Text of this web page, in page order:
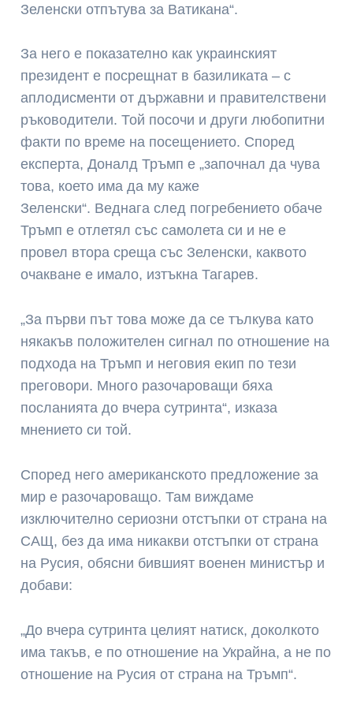
Зеленски отпътува за Ватикана“.
За него е показателно как украинският
президент е посрещнат в базиликата – с
аплодисменти от държавни и правителствени
ръководители. Той посочи и други любопитни
факти по време на посещението. Според
експерта, Доналд Тръмп е „започнал да чува
това, което има да му каже
Зеленски“. Веднага след погребението обаче
Тръмп е отлетял със самолета си и не е
провел втора среща със Зеленски, каквото
очакване е имало, изтъкна Тагарев.
„За първи път това може да се тълкува като
някакъв положителен сигнал по отношение на
подхода на Тръмп и неговия екип по тези
преговори. Много разочароващи бяха
посланията до вчера сутринта“, изказа
мнението си той.
Според него американското предложение за
мир е разочароващо. Там виждаме
изключително сериозни отстъпки от страна на
САЩ, без да има никакви отстъпки от страна
на Русия, обясни бившият военен министър и
добави:
„До вчера сутринта целият натиск, доколкото
има такъв, е по отношение на Украйна, а не по
отношение на Русия от страна на Тръмп“.